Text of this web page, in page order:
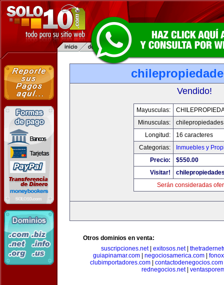
Vendido!
Mayusculas:
Minusculas:
Longitud:
16 caracteres
Categorias:
Inmuebles y
Precio:
$550.00
Visitar!
Serán consideradas
Otros dominios en venta:
suscripciones.net| exitosos.net|
guiapinamar.com
negociosamerica.com
clubimportadores.com
contactodenegocios.com
rednegocios.net|